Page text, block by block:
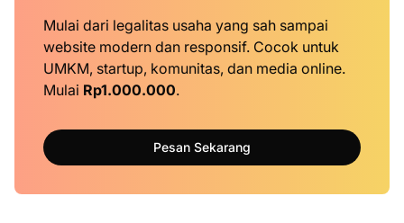
Mulai dari legalitas usaha yang sah sampai
website modern dan responsif. Cocok untuk
UMKM, startup, komunitas, dan media online.
Mulai Rp1.000.000.
Pesan Sekarang